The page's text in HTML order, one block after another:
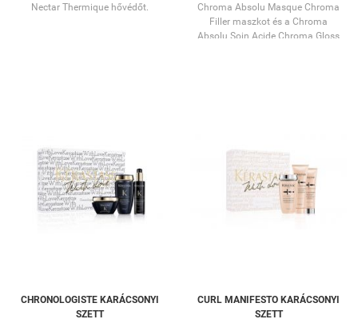
Nectar Thermique hővédőt.
Chroma Absolu Masque Chroma
Filler maszkot és a Chroma
Absolu Soin Acide Chroma Gloss
CHRONOLOGISTE KARÁCSONYI
SZETT
CURL MANIFESTO KARÁCSONYI
SZETT